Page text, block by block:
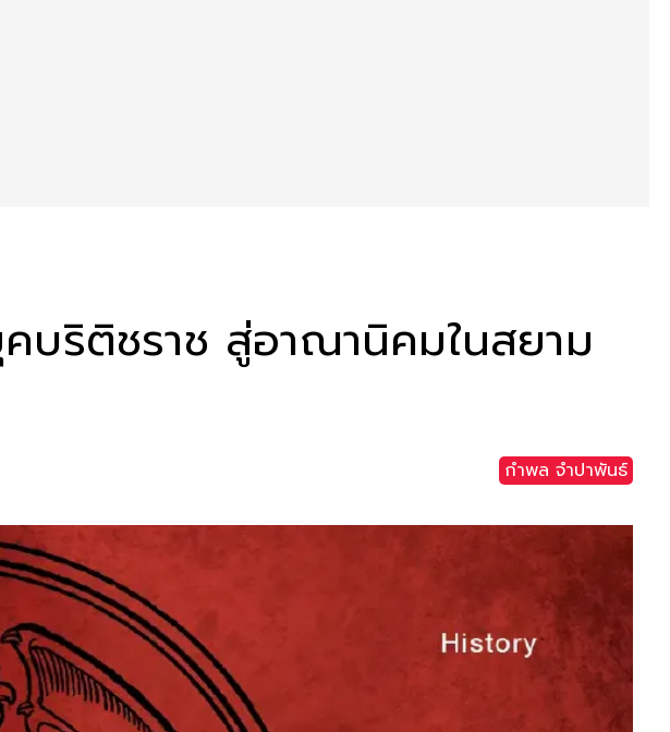
คบริติชราช สู่อาณานิคมในสยาม
กำพล จำปาพันธ์